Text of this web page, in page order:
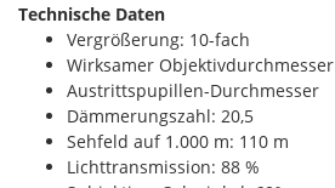
Technische Daten
Vergrößerung: 10-fach
Wirksamer Objektivdurchmesser
Austrittspupillen-Durchmesser
Dämmerungszahl: 20,5
Sehfeld auf 1.000 m: 110 m
Lichttransmission: 88 %